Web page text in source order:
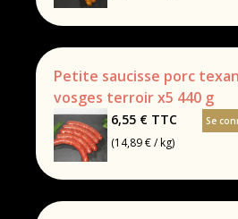
Petite saucisse porc
vosges terroir x5 440 g
6,55 € TTC
(14,89 € / kg)
Se